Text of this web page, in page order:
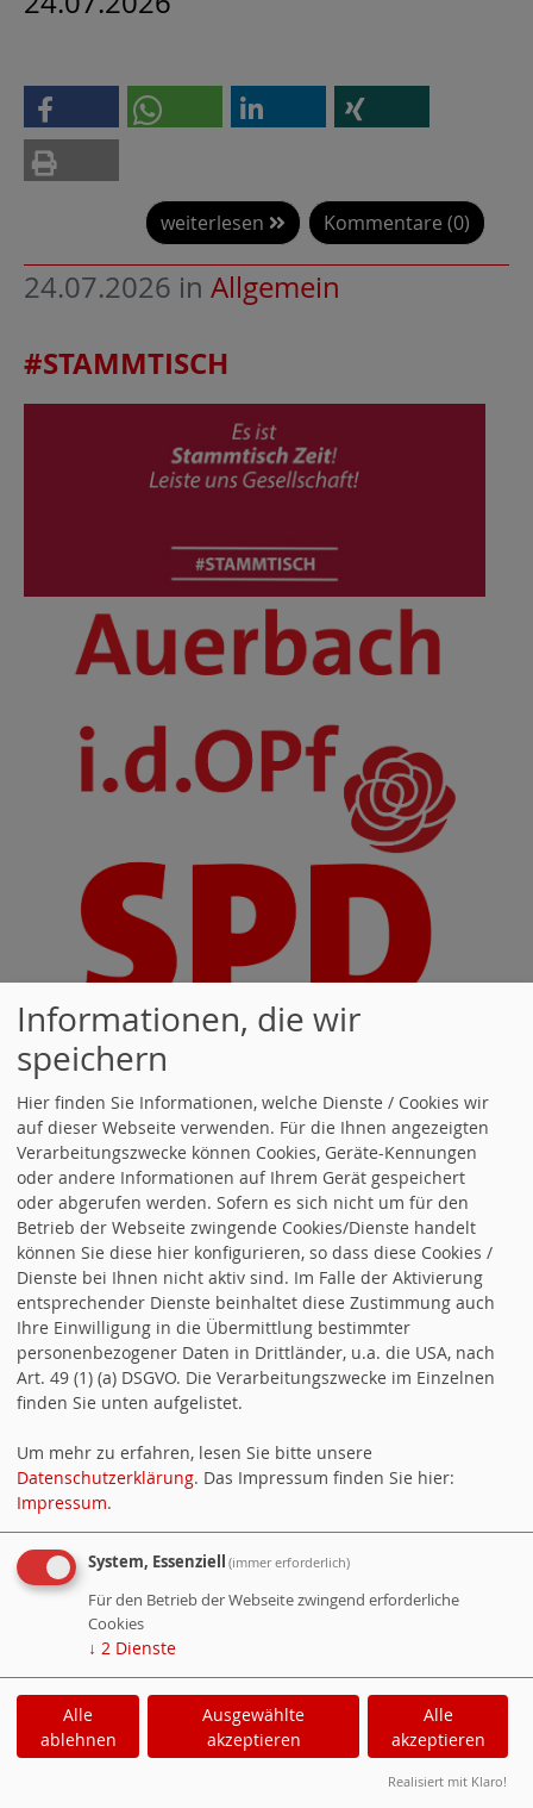
weiterlesen Kommentare (0)
24.07.2026 in Allgemein
#STAMMTISCH
Donnerstag, 16.07.2026, 18:30
Uhr - 23:00 Uhr.
Ort: Landgasthof zur Leonie
Hierzu sind nicht nur Mitglieder
eingeladen, sondern
selbstverständlich auch alle
Freunde unseres Ortsvereins.
Informationen, die wir
speichern
Hier finden Sie Informationen, welche Dienste / Cookies wir
auf dieser Webseite verwenden. Für die Ihnen angezeigten
Verarbeitungszwecke können Cookies, Geräte-Kennungen
oder andere Informationen auf Ihrem Gerät gespeichert
oder abgerufen werden. Sofern es sich nicht um für den
Betrieb der Webseite zwingende Cookies/Dienste handelt
können Sie diese hier konfigurieren, so dass diese Cookies /
Dienste bei Ihnen nicht aktiv sind. Im Falle der Aktivierung
entsprechender Dienste beinhaltet diese Zustimmung auch
Ihre Einwilligung in die Übermittlung bestimmter
personenbezogener Daten in Drittländer, u.a. die USA, nach
Art. 49 (1) (a) DSGVO. Die Verarbeitungszwecke im Einzelnen
finden Sie unten aufgelistet.
Um mehr zu erfahren, lesen Sie bitte unsere
Datenschutzerklärung. Das Impressum finden Sie hier:
Impressum.
System, Essenziell (immer erforderlich)
Für den Betrieb der Webseite zwingend erforderliche
Cookies
↓ 2 Dienste
Alle
ablehnen
Ausgewählte
akzeptieren
Alle
akzeptieren
Realisiert mit Klaro!